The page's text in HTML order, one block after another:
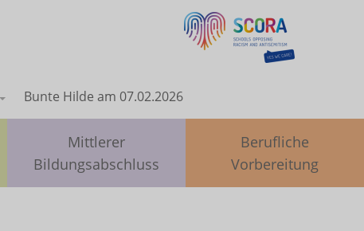
Bunte Hilde am 07.02.2026
Mittlerer
Bildungsabschluss
Berufliche
Vorbereitung